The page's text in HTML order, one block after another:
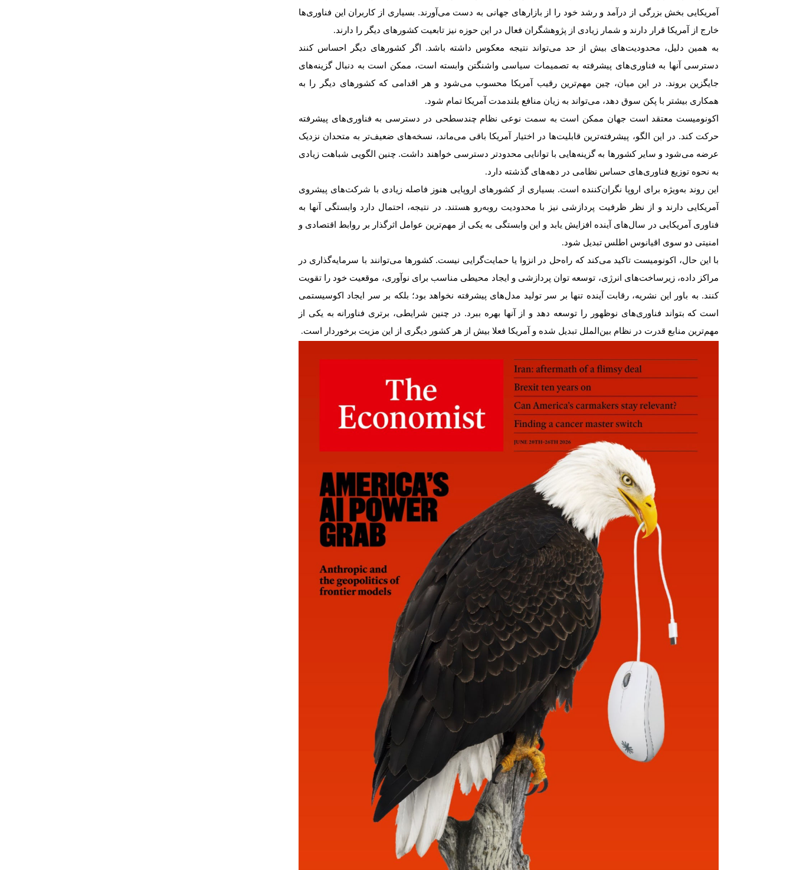
آمریکایی بخش بزرگی از درآمد و رشد خود را از بازارهای جهانی به دست می‌آورند. بسیاری از کاربران این فناوری‌ها
خارج از آمریکا قرار دارند و شمار زیادی از پژوهشگران فعال در این حوزه نیز تابعیت کشورهای دیگر را دارند.
به همین دلیل، محدودیت‌های بیش از حد می‌تواند نتیجه معکوس داشته باشد. اگر کشورهای دیگر احساس کنند
دسترسی آنها به فناوری‌های پیشرفته به تصمیمات سیاسی واشنگتن وابسته است، ممکن است به دنبال گزینه‌های
جایگزین بروند. در این میان، چین مهم‌ترین رقیب آمریکا محسوب می‌شود و هر اقدامی که کشورهای دیگر را به
همکاری بیشتر با پکن سوق دهد، می‌تواند به زیان منافع بلندمدت آمریکا تمام شود.
اکونومیست معتقد است جهان ممکن است به سمت نوعی نظام چندسطحی در دسترسی به فناوری‌های پیشرفته
حرکت کند. در این الگو، پیشرفته‌ترین قابلیت‌ها در اختیار آمریکا باقی می‌ماند، نسخه‌های ضعیف‌تر به متحدان نزدیک
عرضه می‌شود و سایر کشورها به گزینه‌هایی با توانایی محدودتر دسترسی خواهند داشت. چنین الگویی شباهت زیادی
به نحوه توزیع فناوری‌های حساس نظامی در دهه‌های گذشته دارد.
این روند به‌ویژه برای اروپا نگران‌کننده است. بسیاری از کشورهای اروپایی هنوز فاصله زیادی با شرکت‌های پیشروی
آمریکایی دارند و از نظر ظرفیت پردازشی نیز با محدودیت روبه‌رو هستند. در نتیجه، احتمال دارد وابستگی آنها به
فناوری آمریکایی در سال‌های آینده افزایش یابد و این وابستگی به یکی از مهم‌ترین عوامل اثرگذار بر روابط اقتصادی و
امنیتی دو سوی اقیانوس اطلس تبدیل شود.
با این حال، اکونومیست تاکید می‌کند که راه‌حل در انزوا یا حمایت‌گرایی نیست. کشورها می‌توانند با سرمایه‌گذاری در
مراکز داده، زیرساخت‌های انرژی، توسعه توان پردازشی و ایجاد محیطی مناسب برای نوآوری، موقعیت خود را تقویت
کنند. به باور این نشریه، رقابت آینده تنها بر سر تولید مدل‌های پیشرفته نخواهد بود؛ بلکه بر سر ایجاد اکوسیستمی
است که بتواند فناوری‌های نوظهور را توسعه دهد و از آنها بهره ببرد. در چنین شرایطی، برتری فناورانه به یکی از
مهم‌ترین منابع قدرت در نظام بین‌الملل تبدیل شده و آمریکا فعلا بیش از هر کشور دیگری از این مزیت برخوردار است.